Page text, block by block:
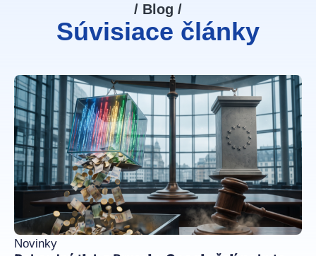
/ Blog /
Súvisiace články
Novinky